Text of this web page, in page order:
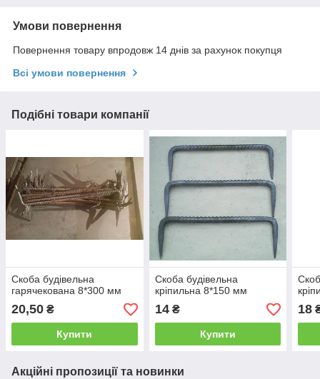
Умови повернення
Повернення товару впродовж 14 днів за рахунок покупця
Всі умови повернення
Подібні товари компанії
Скоба будівельна
гарячекована 8*300 мм
20,50 ₴
Купити
Скоба будівельна
кріпильна 8*150 мм
14₴
Купити
18
Акційні пропозиції та новинки